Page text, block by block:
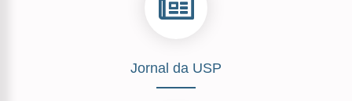
Jornal da USP